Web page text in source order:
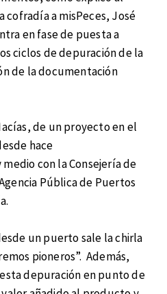
a misPeces, José
en fase de puesta a
ciclos de depuración de la
de la documentación
de un proyecto en el
hace
con la Consejería de
Pública de Puertos
un puerto sale la chirla
pioneros”. Además,
depuración en punto de